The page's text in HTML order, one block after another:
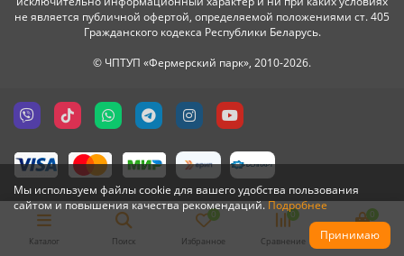
Мы используем файлы cookie для вашего удобства пользования
сайтом и повышения качества рекомендаций.Подробнее
Принимаю
не является публичной офертой, определяемой положениями ст. 405
Гражданского кодекса Республики Беларусь.
© ЧПТУП «Фермерский парк», 2010-2026.
Каталог Поиск
0
Избранное
0
Сравнение
0
Корзина